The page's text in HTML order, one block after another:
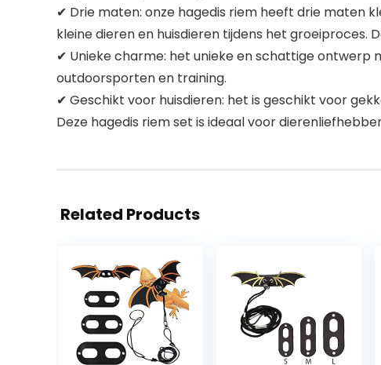
✔ Drie maten: onze hagedis riem heeft drie maten
kleine dieren en huisdieren tijdens het groeiproces.
✔ Unieke charme: het unieke en schattige ontwerp
outdoorsporten en training.
✔ Geschikt voor huisdieren: het is geschikt voor
Deze hagedis riem set is ideaal voor
Related Products